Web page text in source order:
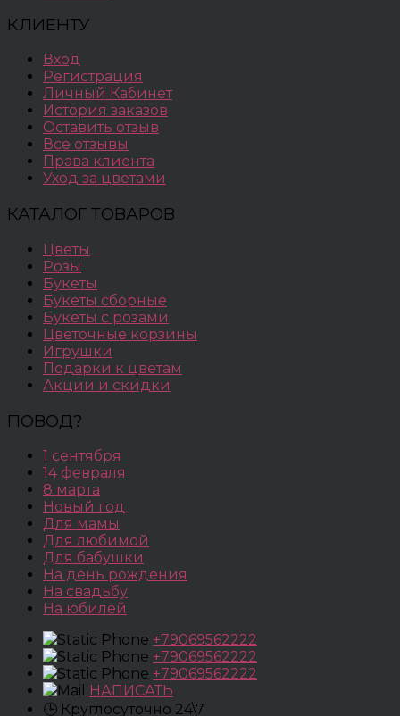
КЛИЕНТУ
Вход
Регистрация
Личный Кабинет
История заказов
Оставить отзыв
Все отзывы
Права клиента
Уход за цветами
КАТАЛОГ ТОВАРОВ
Цветы
Розы
Букеты
Букеты сборные
Букеты с розами
Цветочные корзины
Игрушки
Подарки к цветам
Акции и скидки
ПОВОД?
1 сентября
14 февраля
8 марта
Новый год
Для мамы
Для любимой
Для бабушки
На день рождения
На свадьбу
На юбилей
+79069562222
+79069562222
+79069562222
НАПИСАТЬ
🕒 Круглосуточно 24\7